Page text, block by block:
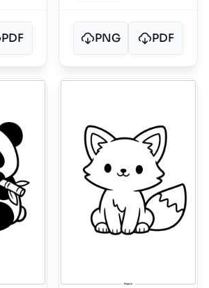
PDF PNG PDF